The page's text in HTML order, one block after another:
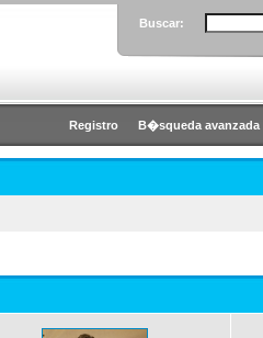
Buscar:
Registro B�squeda avanzada